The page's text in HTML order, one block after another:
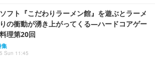
フト『こだわりラーメン館』を遊ぶとラーメ
の衝動が湧き上がってくる―ハードコアゲー
理第20回
集
Sun 11:45